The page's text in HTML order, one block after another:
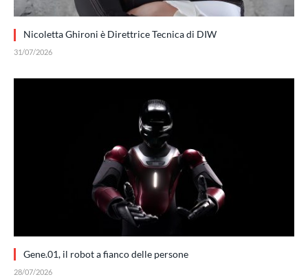
Nicoletta Ghironi è Direttrice Tecnica di DIW
31/07/2026
Gene.01, il robot a fianco delle persone
28/07/2026